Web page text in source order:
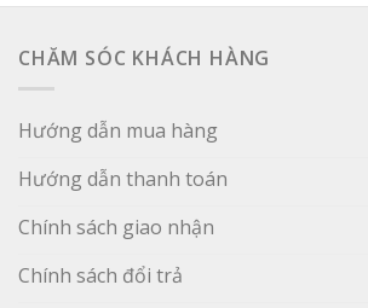
CHĂM SÓC KHÁCH HÀNG
Hướng dẫn mua hàng
Hướng dẫn thanh toán
Chính sách giao nhận
Chính sách đổi trả